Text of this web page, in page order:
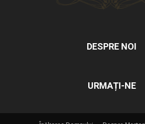
DESPRE NOI
URMAȚI-NE